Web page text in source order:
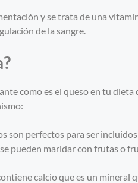
y se trata de una
de la sangre.
como es el queso en tu dieta
son perfectos para ser
pueden maridar con frutas o
calcio que es un mineral